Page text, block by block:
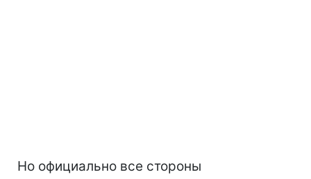
Но официально все стороны